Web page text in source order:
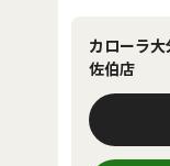
カローラ大
佐伯店